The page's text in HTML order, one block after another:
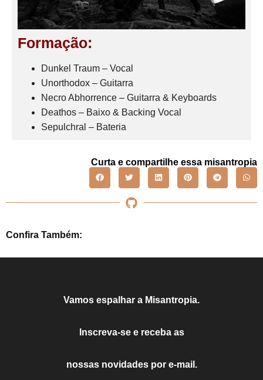
Formação:
Dunkel Traum – Vocal
Unorthodox – Guitarra
Necro Abhorrence – Guitarra & Keyboards
Deathos – Baixo & Backing Vocal
Sepulchral – Bateria
Curta e compartilhe essa misantropia
Confira Também:
Vamos espalhar a Misantropia.
Inscreva-se e receba as
nossas novidades por e-mail.